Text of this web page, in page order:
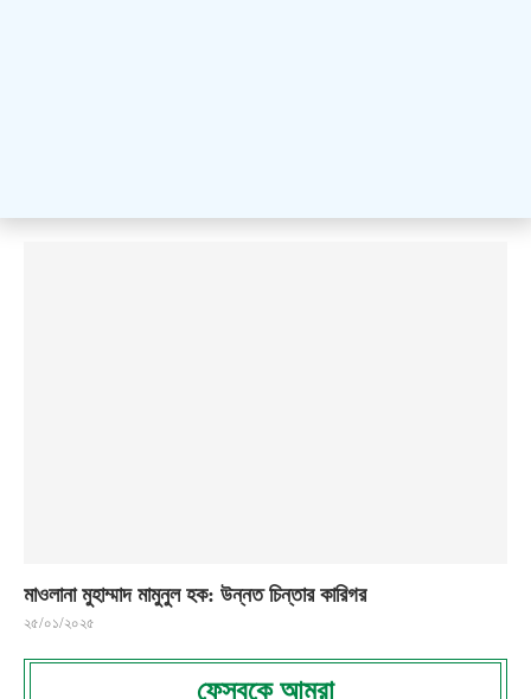
মাওলানা মুহাম্মাদ মামুনুল হক: উন্নত চিন্তার কারিগর
২৫/০১/২০২৫
ফেসবুকে আমরা